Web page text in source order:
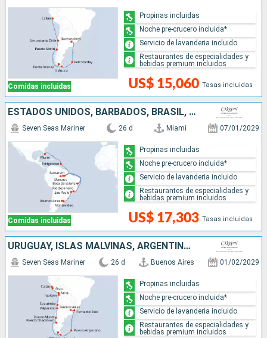
Comidas incluidas US$ 15,060 Tasas incluidas
Propinas incluidas
Noche pre-crucero incluida*
Servicio de lavanderia incluido
Restaurantes de especialidades y
bebidas premium incluidos
ESTADOS UNIDOS, BARBADOS, BRASIL, URUGUAY, ARGENTINA
Comidas incluidas
Seven Seas Mariner 26 d Miami 07/01/2029
US$ 17,303 Tasas incluidas
Propinas incluidas
Noche pre-crucero incluida*
Servicio de lavanderia incluido
Restaurantes de especialidades y
bebidas premium incluidos
URUGUAY, ISLAS MALVINAS, ARGENTINA, CHILE, PERÚ
Seven Seas Mariner 26 d Buenos Aires 01/02/2029
Propinas incluidas
Noche pre-crucero incluida*
Servicio de lavanderia incluido
Restaurantes de especialidades y
bebidas premium incluidos